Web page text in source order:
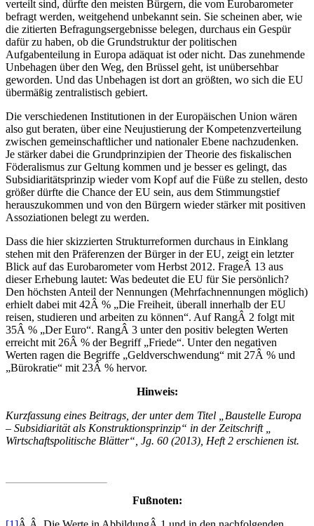
verteilt sind, dürfte den meisten Bürgern, die vom Eurobarometer
befragt werden, weitgehend unbekannt sein. Sie scheinen aber, wie
die zitierten Befragungsergebnisse belegen, durchaus ein Gespür
dafür zu haben, ob die Grundstruktur der politischen
Aufgabenteilung in Europa adäquat ist oder nicht. Das zunehmende
Unbehagen über den Weg, den Brüssel geht, ist unübersehbar
geworden. Und das Unbehagen ist dort an größten, wo sich die EU
übermäßig zentralistisch gebiert.
Die verschiedenen Institutionen in der Europäischen Union wären
also gut beraten, über eine Neujustierung der Kompetenzverteilung
zwischen gemeinschaftlicher und nationaler Ebene nachzudenken.
Je stärker dabei die Grundprinzipien der Theorie des fiskalischen
Föderalismus zur Geltung kommen und je besser es gelingt, das
Subsidiaritätsprinzip wieder vom Kopf auf die Füße zu stellen, desto
größer dürfte die Chance der EU sein, aus dem Stimmungstief
herauszukommen und von den Bürgern wieder stärker mit positiven
Assoziationen belegt zu werden.
Dass die hier skizzierten Strukturreformen durchaus in Einklang
stehen mit den Präferenzen der Bürger in der EU, zeigt ein letzter
Blick auf das Eurobarometer vom Herbst 2012. FrageÂ 13 aus
dieser Erhebung lautet: Was bedeutet die EU für Sie persönlich?
Den höchsten Anteil der Nennungen (Mehrfachnennungen möglich)
erhielt dabei mit 42Â % „Die Freiheit, überall innerhalb der EU
reisen, studieren und arbeiten zu können“. Auf RangÂ 2 folgt mit
35Â % „Der Euro“. RangÂ 3 unter den positiv belegten Werten
erreicht mit 26Â % der Begriff „Friede“. Unter den negativen
Werten ragen die Begriffe „Geldverschwendung“ mit 27Â % und
„Bürokratie“ mit 23Â % hervor.
Hinweis:
Kurzfassung eines Beitrags, der unter dem Titel „Baustelle Europa
– Subsidiarität als Konstruktionsprinzip“ in der Zeitschrift „
Wirtschaftspolitische Blätter“, Jg. 60 (2013), Heft 2 erschienen ist.
Fußnoten: